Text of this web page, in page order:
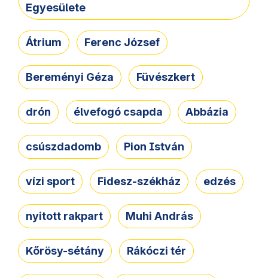
Egyesülete
Átrium Ferenc József
Bereményi Géza Füvészkert
drón élvefogó csapda Abbázia
csúszdadomb Pion István
vízi sport Fidesz-székház edzés
nyitott rakpart Muhi András
Kőrösy-sétány Rákóczi tér